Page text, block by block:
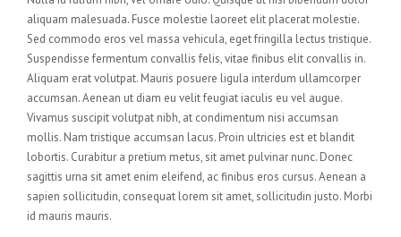
aliquam malesuada. Fusce molestie laoreet elit placerat molestie.
Sed commodo eros vel massa vehicula, eget fringilla lectus tristique.
Suspendisse fermentum convallis felis, vitae finibus elit convallis in.
Aliquam erat volutpat. Mauris posuere ligula interdum ullamcorper
accumsan. Aenean ut diam eu velit feugiat iaculis eu vel augue.
Vivamus suscipit volutpat nibh, at condimentum nisi accumsan
mollis. Nam tristique accumsan lacus. Proin ultricies est et blandit
lobortis. Curabitur a pretium metus, sit amet pulvinar nunc. Donec
sagittis urna sit amet enim eleifend, ac finibus eros cursus. Aenean a
sapien sollicitudin, consequat lorem sit amet, sollicitudin justo. Morbi
id mauris mauris.